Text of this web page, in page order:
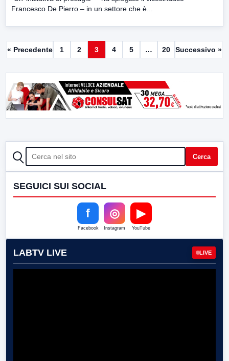
Francesco De Pierro – in un settore che è...
« Precedente 1 2 3 4 5 … 20 Successivo »
CERCA Cerca
SEGUICI SUI SOCIAL
f
Facebook
◎
Instagram
▶
YouTube
LABTV LIVE LIVE